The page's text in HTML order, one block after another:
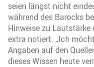
seien längst nicht
während des Barocks
Hinweise zu Lautstärke
extra notiert. „Ich
Angaben auf den
dieses Wissen heute